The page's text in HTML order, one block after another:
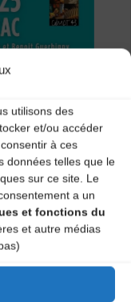
utilisons des
et/ou accéder
à ces
données telles que le
sur ce site. Le
a un
et fonctions du
et autre médias